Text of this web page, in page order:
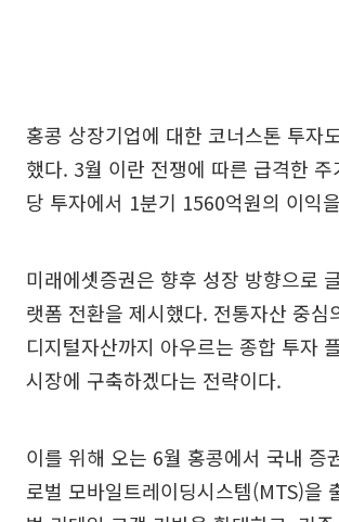
홍콩 상장기업에 대한 코너스톤 투자
했다. 3월 이란 전쟁에 따른 급격한 주
당 투자에서 1분기 1560억원의 이익
미래에셋증권은 향후 성장 방향으로
랫폼 전환을 제시했다. 전통자산 중심
디지털자산까지 아우르는 종합 투자
시장에 구축하겠다는 전략이다.
이를 위해 오는 6월 홍콩에서 국내 증
로벌 모바일트레이딩시스템(MTS)을